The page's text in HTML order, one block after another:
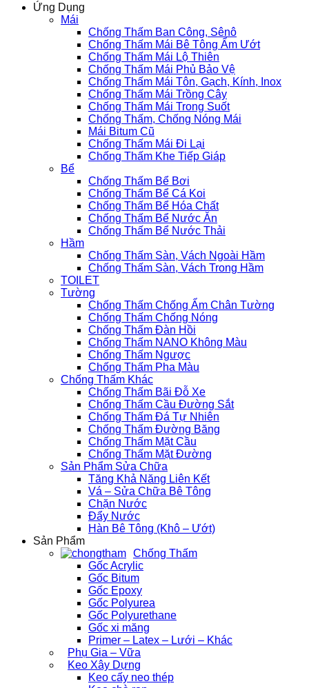
Ứng Dụng
Mái
Chống Thấm Ban Công, Sênô
Chống Thấm Mái Bê Tông Ẩm Ướt
Chống Thấm Mái Lộ Thiên
Chống Thấm Mái Phủ Bảo Vệ
Chống Thấm Mái Tôn, Gạch, Kính, Inox
Chống Thấm Mái Trồng Cây
Chống Thấm Mái Trong Suốt
Chống Thấm, Chống Nóng Mái
Mái Bitum Cũ
Chống Thấm Mái Đi Lại
Chống Thấm Khe Tiếp Giáp
Bể
Chống Thấm Bể Bơi
Chống Thấm Bể Cá Koi
Chống Thấm Bể Hóa Chất
Chống Thấm Bể Nước Ăn
Chống Thấm Bể Nước Thải
Hầm
Chống Thấm Sàn, Vách Ngoài Hầm
Chống Thấm Sàn, Vách Trong Hầm
TOILET
Tường
Chống Thấm Chống Ẩm Chân Tường
Chống Thấm Chống Nóng
Chống Thấm Đàn Hồi
Chống Thấm NANO Không Màu
Chống Thấm Ngược
Chống Thấm Pha Màu
Chống Thấm Khác
Chống Thấm Bãi Đỗ Xe
Chống Thấm Cầu Đường Sắt
Chống Thấm Đá Tự Nhiên
Chống Thấm Đường Băng
Chống Thấm Mặt Cầu
Chống Thấm Mặt Đường
Sản Phẩm Sửa Chữa
Tăng Khả Năng Liên Kết
Vá – Sửa Chữa Bê Tông
Chặn Nước
Đẩy Nước
Hàn Bê Tông (Khô – Ướt)
Sản Phẩm
Chống Thấm
Gốc Acrylic
Gốc Bitum
Gốc Epoxy
Gốc Polyurea
Gốc Polyurethane
Gốc xi măng
Primer – Latex – Lưới – Khác
Phụ Gia – Vữa
Keo Xây Dựng
Keo cấy neo thép